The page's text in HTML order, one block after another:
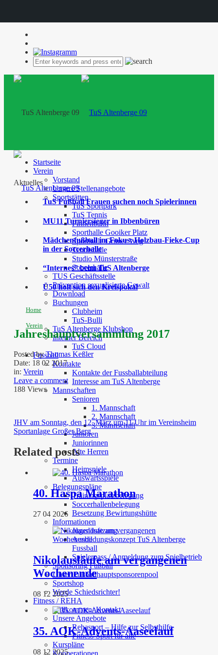
Startseite
Verein
Vorstand
Unsere Stellenangebote
Sportstätten
TuS Sportpark
TuS Tennis
Finnenbahn
Sporthalle Gooiker Platz
Sporthalle Grüner Weg
Tennishalle
Studio Münsterstraße
Soccerhalle
TUS Geschäftsstelle
Prävention sexualisierte Gewalt
Download
Buchungen
Clubheim
TuS-Bulli
TuS Altenberge Klubshop
Interner Bereich
TuS Cloud
Fussball
Kontakte
Kontakte der Fussballabteilung
Interesse am TuS Altenberge
Mannschaften
Senioren
1. Mannschaft
2. Mannschaft
3. Mannschaft
Junioren
Juniorinnen
Alte Herren
Termine
Heimspiele
Auswärtsspiele
Belegungspläne
Trainingsplatzbelegung
Soccerhallenbelegung
Besetzung Bewirtungshütte
Informationen
Jugendsatzung
Ausbildungskonzept TuS Altenberge
Fussball
Spielerpass / Anmeldung zum Spielbetrieb
Sponsoring Fußball
Unser Fußballhauptsponsorenpool
Sportshop
Werde Schiedsrichter!
Fitness / REHA
Willkommen/ Kontakt
Unsere Angebote
Rehasport – Hilfe zur Selbsthilfe
Fitness-Sport für alle
Kurspläne
Kooperationen
Aktuelles
TuS Fußball Frauen suchen noch Spielerinnen
MU11 Turniersieger in Ibbenbüren
Mädchenfußball im Fokus: Holzbau-Fieke-Cup
in der Soccerhalle
“Internes” beim TuS Altenberge
Ü50 holt sich den Kreispokal
Home
Verein
Jahreshauptversammlung 2017
Posted byThomas Keßler
Date: 18 02 2017
in: Verein
Leave a comment
188 Views
JHV am Sonntag, den 12. März um 11 Uhr im Vereinsheim
Sportanlage Großer Berg
Related posts
40. Haspa Marathon
27 04 2026
Nikolausläufe am vergangenen
Wochenende
08 12 2025
35. AOK-Advents-Aaseelauf
08 12 2025